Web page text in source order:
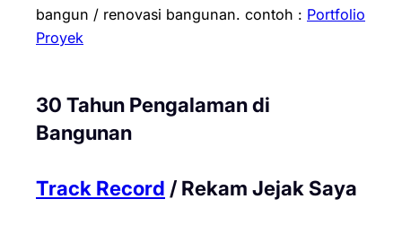
bangun / renovasi bangunan. contoh : Portfolio
Proyek
30 Tahun Pengalaman di
Bangunan
Track Record / Rekam Jejak Saya